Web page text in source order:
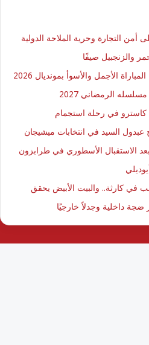
أمن التجارة وحرية الملاحة الدولية
والزنجبيل صيفًا
الأجمل والأسوأ بمونديال 2026
الرمضاني 2027
كاسترو في رحلة استجمام
السيد في انتخابات ميشيجان
الاستقبال الأسطوري في طرابزون
في كارثة.. والبيت الأبيض يحقق
ضجة داخلية وجدلاً خارجيًا